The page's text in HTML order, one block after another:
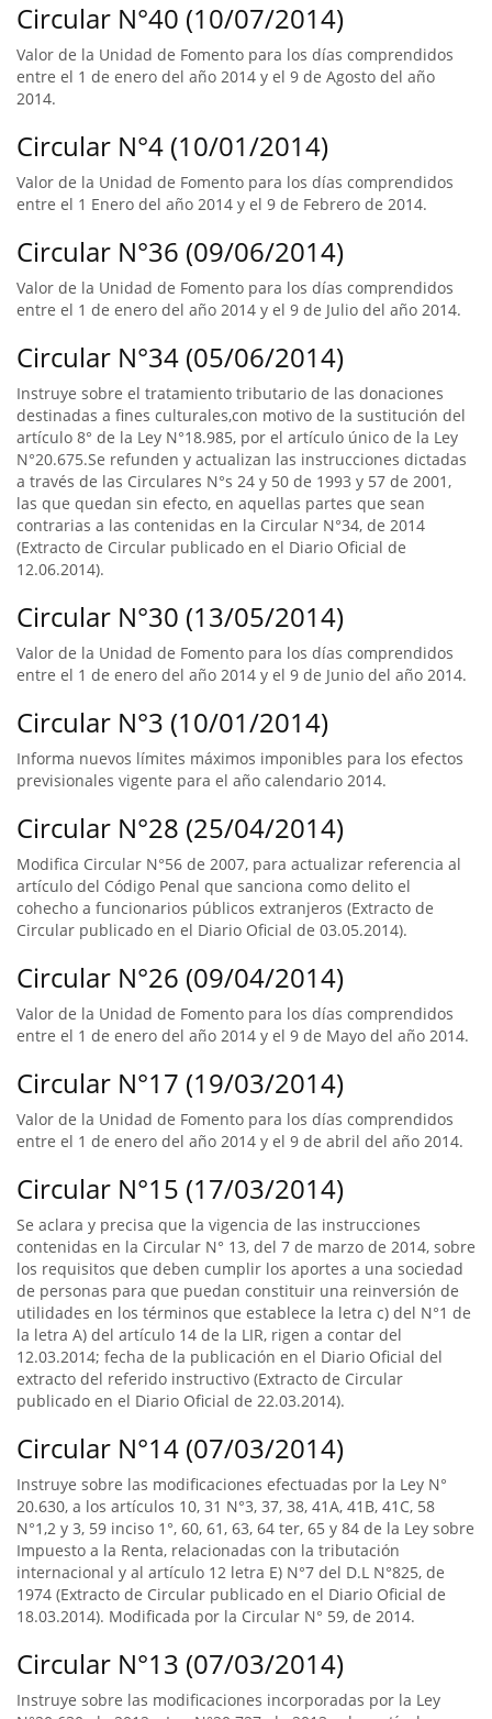
Circular N°40 (10/07/2014)
Valor de la Unidad de Fomento para los días comprendidos
entre el 1 de enero del año 2014 y el 9 de Agosto del año
2014.
Circular N°4 (10/01/2014)
Valor de la Unidad de Fomento para los días comprendidos
entre el 1 Enero del año 2014 y el 9 de Febrero de 2014.
Circular N°36 (09/06/2014)
Valor de la Unidad de Fomento para los días comprendidos
entre el 1 de enero del año 2014 y el 9 de Julio del año 2014.
Circular N°34 (05/06/2014)
Instruye sobre el tratamiento tributario de las donaciones
destinadas a fines culturales,con motivo de la sustitución del
artículo 8° de la Ley N°18.985, por el artículo único de la Ley
N°20.675.Se refunden y actualizan las instrucciones dictadas
a través de las Circulares N°s 24 y 50 de 1993 y 57 de 2001,
las que quedan sin efecto, en aquellas partes que sean
contrarias a las contenidas en la Circular N°34, de 2014
(Extracto de Circular publicado en el Diario Oficial de
12.06.2014).
Circular N°30 (13/05/2014)
Valor de la Unidad de Fomento para los días comprendidos
entre el 1 de enero del año 2014 y el 9 de Junio del año 2014.
Circular N°3 (10/01/2014)
Informa nuevos límites máximos imponibles para los efectos
previsionales vigente para el año calendario 2014.
Circular N°28 (25/04/2014)
Modifica Circular N°56 de 2007, para actualizar referencia al
artículo del Código Penal que sanciona como delito el
cohecho a funcionarios públicos extranjeros (Extracto de
Circular publicado en el Diario Oficial de 03.05.2014).
Circular N°26 (09/04/2014)
Valor de la Unidad de Fomento para los días comprendidos
entre el 1 de enero del año 2014 y el 9 de Mayo del año 2014.
Circular N°17 (19/03/2014)
Valor de la Unidad de Fomento para los días comprendidos
entre el 1 de enero del año 2014 y el 9 de abril del año 2014.
Circular N°15 (17/03/2014)
Se aclara y precisa que la vigencia de las instrucciones
contenidas en la Circular N° 13, del 7 de marzo de 2014, sobre
los requisitos que deben cumplir los aportes a una sociedad
de personas para que puedan constituir una reinversión de
utilidades en los términos que establece la letra c) del N°1 de
la letra A) del artículo 14 de la LIR, rigen a contar del
12.03.2014; fecha de la publicación en el Diario Oficial del
extracto del referido instructivo (Extracto de Circular
publicado en el Diario Oficial de 22.03.2014).
Circular N°14 (07/03/2014)
Instruye sobre las modificaciones efectuadas por la Ley N°
20.630, a los artículos 10, 31 N°3, 37, 38, 41A, 41B, 41C, 58
N°1,2 y 3, 59 inciso 1°, 60, 61, 63, 64 ter, 65 y 84 de la Ley sobre
Impuesto a la Renta, relacionadas con la tributación
internacional y al artículo 12 letra E) N°7 del D.L N°825, de
1974 (Extracto de Circular publicado en el Diario Oficial de
18.03.2014). Modificada por la Circular N° 59, de 2014.
Circular N°13 (07/03/2014)
Instruye sobre las modificaciones incorporadas por la Ley